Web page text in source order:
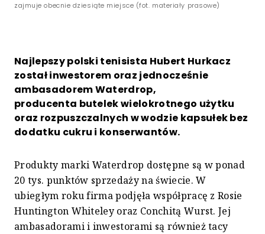
zajmuje obecnie dziesiąte miejsce (fot. materiały prasowe)
Najlepszy polski tenisista Hubert Hurkacz
został inwestorem oraz jednocześnie
ambasadorem Waterdrop,
producenta butelek wielokrotnego użytku
oraz rozpuszczalnych w wodzie kapsułek bez
dodatku cukru i konserwantów.
Produkty marki Waterdrop dostępne są w ponad
20 tys. punktów sprzedaży na świecie. W
ubiegłym roku firma podjęła współpracę z Rosie
Huntington Whiteley oraz Conchitą Wurst. Jej
ambasadorami i inwestorami są również tacy